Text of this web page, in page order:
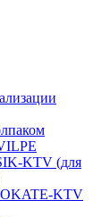
KTV (для
KTV